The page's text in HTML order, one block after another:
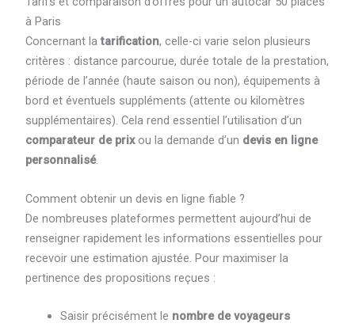
à Paris
Concernant latarification, celle-ci varie selon plusieurs
critères : distance parcourue, durée totale de la prestation,
période de l’année (haute saison ou non), équipements à
bord et éventuels suppléments (attente ou kilomètres
supplémentaires). Cela rend essentiel l’utilisation d’un
comparateur de prixou la demande d’un devis en ligne
personnalisé.
Comment obtenir un devis en ligne fiable ?
De nombreuses plateformes permettent aujourd’hui de
renseigner rapidement les informations essentielles pour
recevoir une estimation ajustée. Pour maximiser la
pertinence des propositions reçues :
Saisir précisément le nombre de voyageurs